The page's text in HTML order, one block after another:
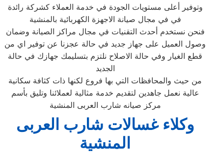
وتوفير أعلى مستويات الجودة في خدمة العملاء كشركة رائدة
في في مجال صيانة الاجهزة الكهربائية بالمنشية
فنحن نستخدم أحدث التقنيات في مجال مراكز الصيانة وضمان
وصول العميل على جهاز جديد في حالة عجزنا عن توفير اي من
قطع الغيار وفي حالة الاصلاح نلتزم بتسليمك جهازك في حالة
الجديد
من حيث والمحافظات التي بها فروع لكنها ذات كثافة سكانية
عالية نعمل جاهدين لتقديم خدمة مثالية لعملائنا وتليق بأسم
مركز صيانه شارب العربى المنشية
وكلاء غسالات شارب العربى
المنشية